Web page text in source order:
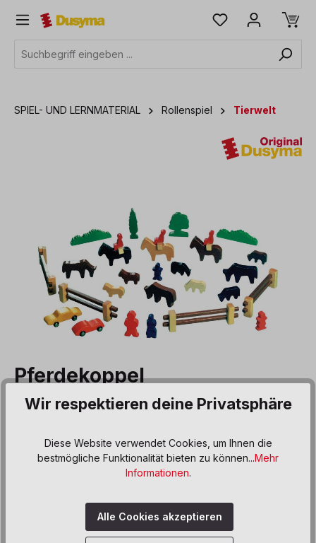
springen
SPIEL- UND LERNMATERIAL Rollenspiel Tierwelt
Pferdekoppel
Produktnummer:065900
23,00 €*
Preise inkl. MwSt. zzgl. Versand- bzw. Frachtkosten
Sofort verfügbar, Lieferzeit: 5 Werktage
Wir respektieren deine Privatsphäre
Diese Website verwendet Cookies, um Ihnen die
bestmögliche Funktionalität bieten zu können...Mehr
Informationen.
Alle Cookies akzeptieren